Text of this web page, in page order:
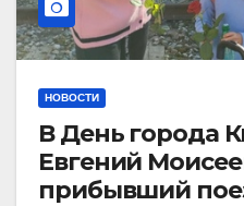
НОВОСТИ
В День города
Евгений
прибывший